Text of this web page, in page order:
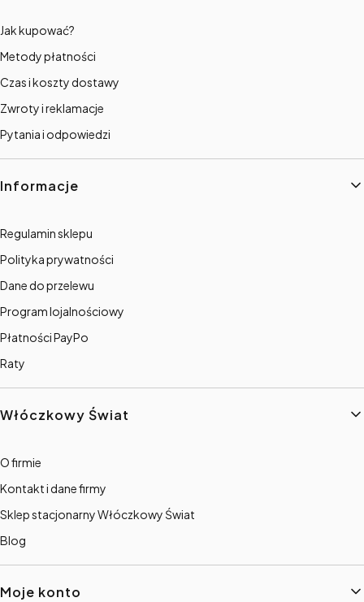
Jak kupować?
Metody płatności
Czas i koszty dostawy
Zwroty i reklamacje
Pytania i odpowiedzi
Informacje
Regulamin sklepu
Polityka prywatności
Dane do przelewu
Program lojalnościowy
Płatności PayPo
Raty
Włóczkowy Świat
O firmie
Kontakt i dane firmy
Sklep stacjonarny Włóczkowy Świat
Blog
Moje konto